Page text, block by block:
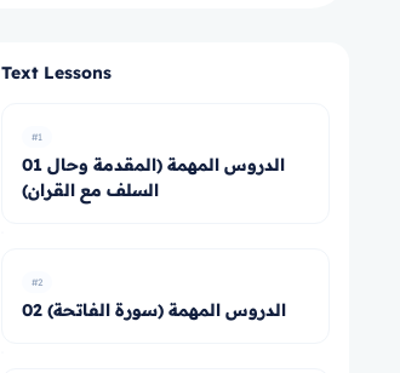
Text Lessons
#1
01 الدروس المهمة (المقدمة وحال
السلف مع القران)
#2
02 الدروس المهمة (سورة الفاتحة)